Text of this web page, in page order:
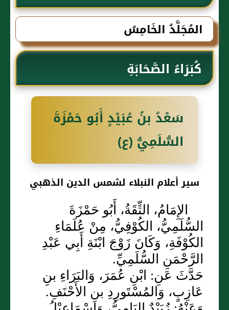
الذهبي
المُجَلَّدُ الخَامِسُ
كُبَرَاءُ الصَّحَابَةِ
سَعْدُ بنُ عُبَيْدٍ أَبُو حَمْزَةَ
السُّلَمِيُّ (ع)
سير أعلام النبلاء لشمس الدين الذهبي
الإِمَامُ، الثِّقَةُ، أَبُو حَمْزَةَ
السُّلَمِيُّ، الكُوْفِيُّ، مِنْ عُلَمَاءِ
الكُوْفَةِ، وَكَانَ زَوْجَ ابْنَةِ أَبِي عَبْدِ
الرَّحْمَنِ السُّلَمِيِّ.
حَدَّثَ عَنِ: ابْنِ عُمَرَ، وَالبَرَاءِ بنِ
عَازِبٍ، وَالمُسْتَورِدِ بنِ الأَحْنَفِ.